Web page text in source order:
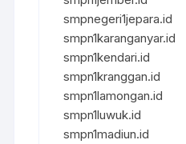
smpnegeri1jepara.id
smpn1karanganyar.id
smpn1kendari.id
smpn1kranggan.id
smpn1lamongan.id
smpn1luwuk.id
smpn1madiun.id